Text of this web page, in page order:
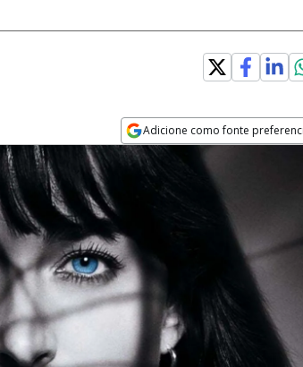
Adicione como fonte
Opens in new window